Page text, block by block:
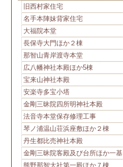
旧西村家住宅
名手本陣妹背家住宅
大福院本堂
長保寺大門ほか２棟
那智山青岸渡寺本堂
広八幡神社本殿ほか5棟
宝来山神社本殿
安楽寺多宝小塔
金剛三昧院四所明神社本殿
法音寺本堂保存修理工事
琴ノ浦温山荘浜座敷ほか２棟
丹生都比売神社本殿
金剛三昧院客殿及び台所ほか一基
熊野那智大社第一殿ほか７棟